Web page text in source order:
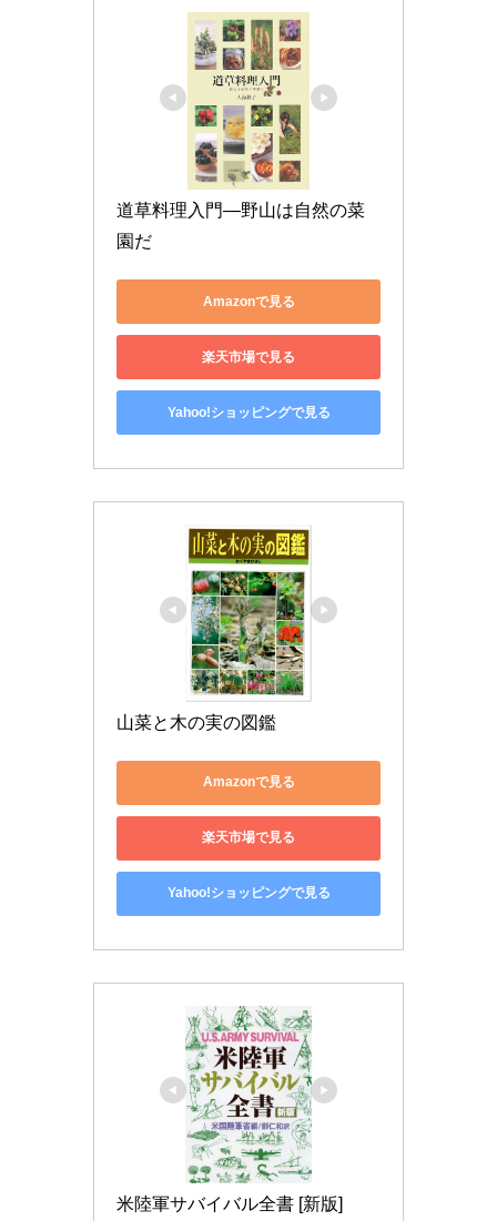
道草料理入門―野山は自然の菜
園だ
Amazonで見る
楽天市場で見る
Yahoo!ショッピングで見る
山菜と木の実の図鑑
Amazonで見る
楽天市場で見る
Yahoo!ショッピングで見る
米陸軍サバイバル全書 [新版]